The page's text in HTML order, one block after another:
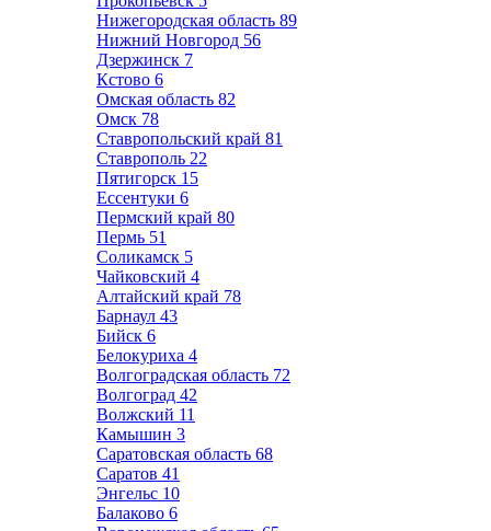
Нижегородская область 89
Нижний Новгород 56
Дзержинск 7
Кстово 6
Омская область 82
Омск 78
Ставропольский край 81
Ставрополь 22
Пятигорск 15
Ессентуки 6
Пермский край 80
Пермь 51
Соликамск 5
Чайковский 4
Алтайский край 78
Барнаул 43
Бийск 6
Белокуриха 4
Волгоградская область 72
Волгоград 42
Волжский 11
Камышин 3
Саратовская область 68
Саратов 41
Энгельс 10
Балаково 6